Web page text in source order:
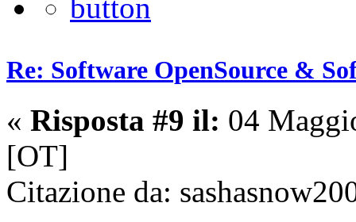
Re: Software OpenSource &
« Risposta #9 il: 04
[OT]
Citazione da: